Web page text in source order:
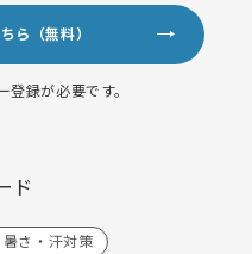
ら（無料）
録が必要です。
ド
さ・汗対策